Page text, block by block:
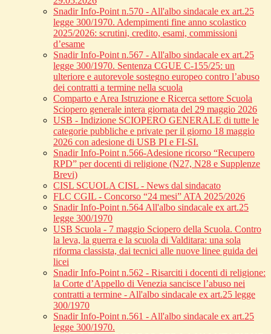
Snadir Info-Point n.570 - All'albo sindacale ex art.25
legge 300/1970. Adempimenti fine anno scolastico
2025/2026: scrutini, credito, esami, commissioni
d’esame
Snadir Info-Point n.567 - All'albo sindacale ex art.25
legge 300/1970. Sentenza CGUE C‑155/25: un
ulteriore e autorevole sostegno europeo contro l’abuso
dei contratti a termine nella scuola
Comparto e Area Istruzione e Ricerca settore Scuola
Sciopero generale intera giornata del 29 maggio 2026
USB - Indizione SCIOPERO GENERALE di tutte le
categorie pubbliche e private per il giorno 18 maggio
2026 con adesione di USB PI e FI-SI.
Snadir Info-Point n.566-Adesione ricorso “Recupero
RPD” per docenti di religione (N27, N28 e Supplenze
Brevi)
CISL SCUOLA CISL - News dal sindacato
FLC CGIL - Concorso “24 mesi” ATA 2025/2026
Snadir Info-Point n.564 All'albo sindacale ex art.25
legge 300/1970
USB Scuola - 7 maggio Sciopero della Scuola. Contro
la leva, la guerra e la scuola di Valditara: una sola
riforma classista, dai tecnici alle nuove linee guida dei
licei
Snadir Info-Point n.562 - Risarciti i docenti di religione:
la Corte d’Appello di Venezia sancisce l’abuso nei
contratti a termine - All'albo sindacale ex art.25 legge
300/1970
Snadir Info-Point n.561 - All'albo sindacale ex art.25
legge 300/1970.